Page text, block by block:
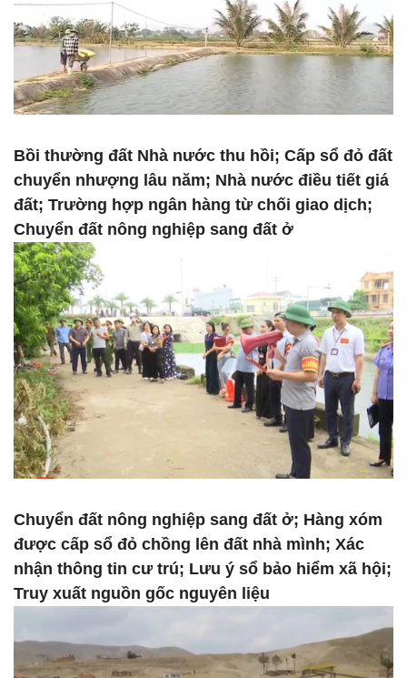
Bồi thường đất Nhà nước thu hồi; Cấp sổ đỏ đất
chuyển nhượng lâu năm; Nhà nước điều tiết giá
đất; Trường hợp ngân hàng từ chối giao dịch;
Chuyển đất nông nghiệp sang đất ở
Chuyển đất nông nghiệp sang đất ở; Hàng xóm
được cấp sổ đỏ chồng lên đất nhà mình; Xác
nhận thông tin cư trú; Lưu ý sổ bảo hiểm xã hội;
Truy xuất nguồn gốc nguyên liệu